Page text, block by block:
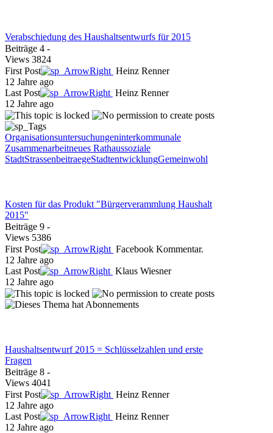
Verabschiedung des Haushaltsentwurfs für 2015
Beiträge 4 -
Views 3824
First Post
Heinz Renner
12 Jahre ago
Last Post
Heinz Renner
12 Jahre ago
Organisationsuntersuchungeninterkommunale
Zusammenarbeitneues Rathaussoziale
StadtStrassenbeitraegeStadtentwicklungGemeinwohl
Kosten für das Produkt "Bürgerverammlung Haushalt
2015"
Beiträge 9 -
Views 5386
First Post
Facebook Kommentar.
12 Jahre ago
Last Post
Klaus Wiesner
12 Jahre ago
Haushaltsentwurf 2015 = Schlüsselzahlen und erste
Fragen
Beiträge 8 -
Views 4041
First Post
Heinz Renner
12 Jahre ago
Last Post
Heinz Renner
12 Jahre ago